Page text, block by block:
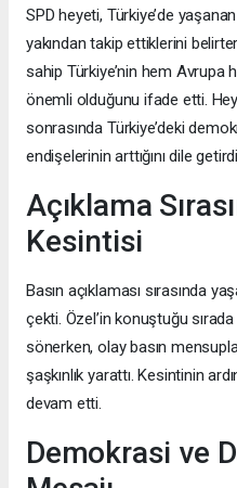
SPD heyeti, Türkiye’de
yakından takip ettiklerini
sahip Türkiye’nin hem Avrupa
önemli olduğunu ifade etti.
sonrasında Türkiye’deki
endişelerinin arttığını dile
Açıklama
Kesintisi
Basın açıklaması sırasında
çekti. Özel’in konuştuğu sırada
sönerken, olay basın
şaşkınlık yarattı. Kesintinin
devam etti.
Demokrasi ve